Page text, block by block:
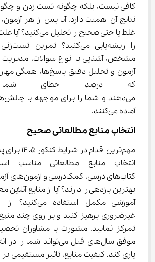
کافی نیست، بلکه چگونه تست زدن و
نتایج آن اهمیت دارد. آیا پس از هر
غلط یا حتی صحیح را
مشخص، آشنایی با انواع سوالات،
که درصد خطای
آماده می‌کنند.
انتخاب منابع مطالعاتی صحیح
مهم‌ترین
کتاب‌های درسی،
آموزشی مکمل
غیرضروری پرهیز کنید و بر روی چند
تمرکز نمایید. مشورت با مشاوران
یاری کند. کیفیت منابع، تاثیر مستقیمی